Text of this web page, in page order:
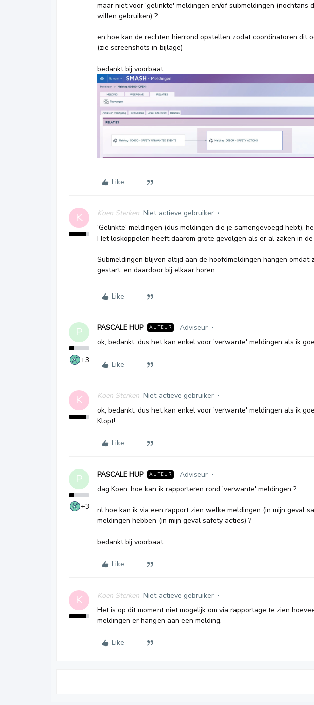
maar niet voor 'gelinkte' meldingen en/of submeldingen (nochtans
willen gebruiken) ?
en hoe kan de rechten hierrond opstellen zodat coordinatoren dit
(zie screenshots in bijlage)
bedankt bij voorbaat
Like
K Koen Sterken Niet actieve gebruiker
'Gelinkte' meldingen (dus meldingen die je samengevoegd hebt),
Het loskoppelen heeft daarom grote gevolgen als er al zaken in
Submeldingen blijven altijd aan de hoofdmeldingen hangen omdat
gestart, en daardoor bij elkaar horen.
Like
P
+3
PASCALE HUP AUTEUR Adviseur
ok, bedankt, dus het kan enkel voor 'verwante' meldingen als ik
Like
K Koen Sterken Niet actieve gebruiker
ok, bedankt, dus het kan enkel voor 'verwante' meldingen als ik
Klopt!
Like
P
+3
PASCALE HUP AUTEUR Adviseur
dag Koen, hoe kan ik rapporteren rond 'verwante' meldingen ?
nl hoe kan ik via een rapport zien welke meldingen (in mijn geval
meldingen hebben (in mijn geval safety acties) ?
bedankt bij voorbaat
Like
K Koen Sterken Niet actieve gebruiker
Het is op dit moment niet mogelijk om via rapportage te zien
meldingen er hangen aan een melding.
Like